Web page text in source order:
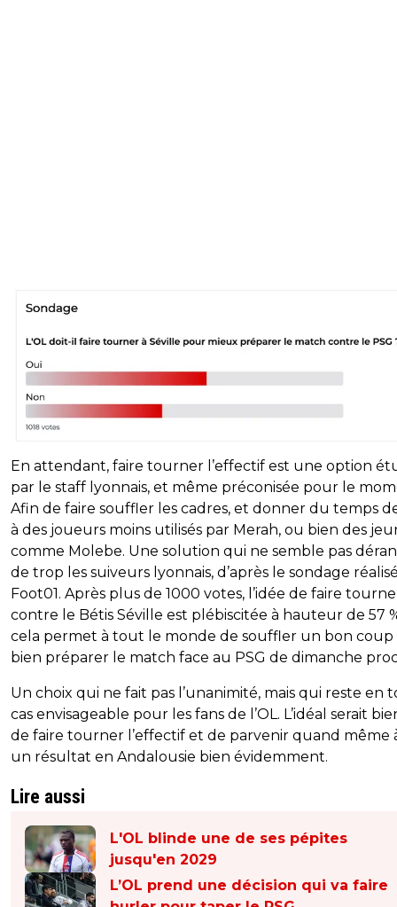
En attendant, faire tourner l’effectif est une option
par le staff lyonnais, et même préconisée pour le
Afin de faire souffler les cadres, et donner du temps
à des joueurs moins utilisés par Merah, ou bien des
comme Molebe. Une solution qui ne semble pas
de trop les suiveurs lyonnais, d’après le sondage
Foot01. Après plus de 1000 votes, l’idée de faire
contre le Bétis Séville est plébiscitée à hauteur de 57
cela permet à tout le monde de souffler un bon coup
bien préparer le match face au PSG de dimanche
Un choix qui ne fait pas l’unanimité, mais qui reste en
cas envisageable pour les fans de l’OL. L’idéal serait
de faire tourner l’effectif et de parvenir quand même
un résultat en Andalousie bien évidemment.
Lire aussi
L'OL blinde une de ses pépites
jusqu'en 2029
L’OL prend une décision qui va faire